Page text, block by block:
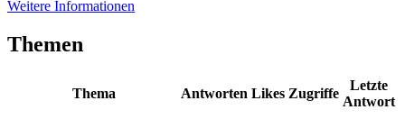
Weitere Informationen
Themen
Thema Antworten Likes Zugriffe
Letzte
Antwort